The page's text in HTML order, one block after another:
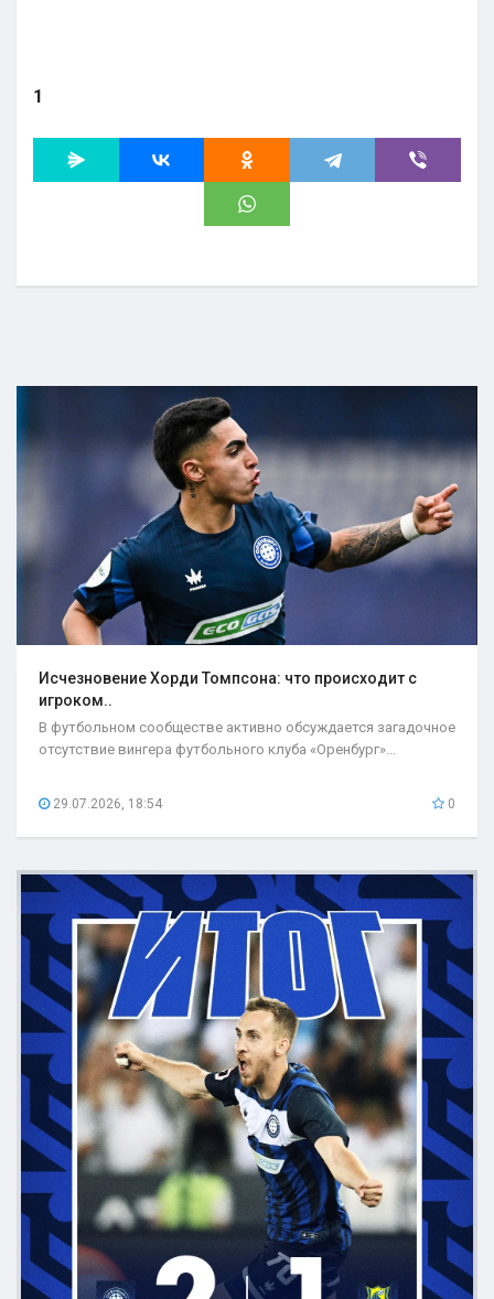
1
Исчезновение Хорди Томпсона: что происходит с
игроком..
В футбольном сообществе активно обсуждается загадочное
отсутствие вингера футбольного клуба «Оренбург»...
29.07.2026, 18:54 0